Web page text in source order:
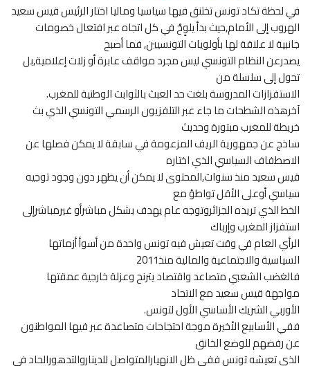
في لحظة تكاد تونس تختنق فيها سياسيا وماليا اختار الرئيس قيس سعيد
الهروب إلى الأمام,حيث بدأ يلوٍحْ في كل اتجاه عبر افتعال خصومات
جانبية لا علاقة لها بأولويات التونسيين, فما أصبح
يصدرعن النظام التونسي ليس مجرد مواقف عابرة أو زلات إعلامية,بل
تحول إلى سلسلة من
الاستفزازات المدروسة بلغت حد العبث بالثوابت الوطنية للمغرب.
آخرهذه الشطحات ما جاء عبر التلفزيون الرسمي التونسي الذي بث
خريطة للمغرب مبتورة وحديث
ساذج عن جمهورية الريف المزعومة في سابقة لا يمكن فصلها عن
الاصطفاف السياسي الذي اختاره
قيس سعيد منذ سنوات,المحتوى لا يمكن أن يظهر دون وجود توجيه
سياسي أوعلى الأقل تواطؤ مع
الخط الذي تريده الجزائروتوجه عام يهدف بشكل مباشرأو غيرمباشرإلى
استفزاز المغرب وإرباك
الرأي العام في وقت تعيش فيه تونس واحدة من أسوأ أزماتها
السياسية والاجتماعية والمالية منذ2011
فالغضب الشعبي متصاعد واقتصاد يترنح وعزلة خارجية عمقتها
مواجهة قيس سعيد مع الاتحاد
الأوربي الشريك الأساسي الأول لتونس.
ففي الأسابيع الأخيرة موجة احتجاحات متصاعدة عبر فيها المواطنون
عن رفضهم للوضع الخانق
الذي تعيشه تونس ففي ظل الانهيارالمتواصل للديناروالتدهورالحاد في